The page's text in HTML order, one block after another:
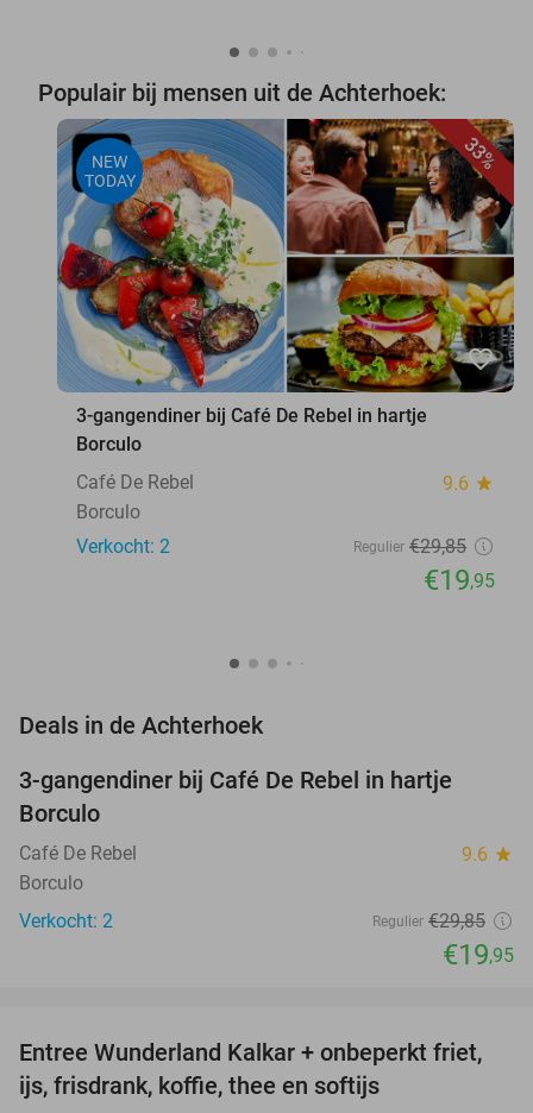
Populair bij mensen uit de Achterhoek:
33%
NEW
TODAY
favorite_border
3-gangendiner bij Café De Rebel in hartje
Borculo
Café De Rebel
9.6 star
Borculo
Verkocht: 2
Regulier €29,85
€19,95
Deals in de Achterhoek
NEW
TODAY
3-gangendiner bij Café De Rebel in hartje
Borculo
Café De Rebel 9.6 star
Borculo
Verkocht: 2
Regulier €29,85
€19,95
32%
Entree Wunderland Kalkar + onbeperkt friet,
ijs, frisdrank, koffie, thee en softijs